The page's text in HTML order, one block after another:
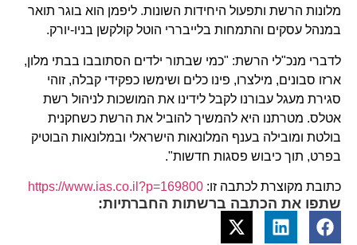
מלונות הרשת ותפעול היחידות השונות. ליפמן הוא בוגר תואר
במנהל עסקים והתמחות בלייבררי הוטל קולקשן בניו-יורק.
לדברי מנכ"לי הרשת: "כמי שבתור ילדים הסתובבו בבתי מלון,
ארזו סבונים, מילצרו, פינו כלים ושימשו כפקידי קבלה, זוהי
סגירת מעגל עבורנו לקבל לידינו את המושכות לניהול רשת
אטלס. מטרתנו היא להמשיך להוביל את הרשת כשחקנית
בולטת ומובילה בענף המלונאות הישראלי ובמלונאות הבוטיק
בפרט, תוך כיבוש פסגות חדשות".
כתובת מקוצרת לכתבה זו: https://www.ias.co.il?p=169800
שתפו את הכתבה ברשתות החברתיות: